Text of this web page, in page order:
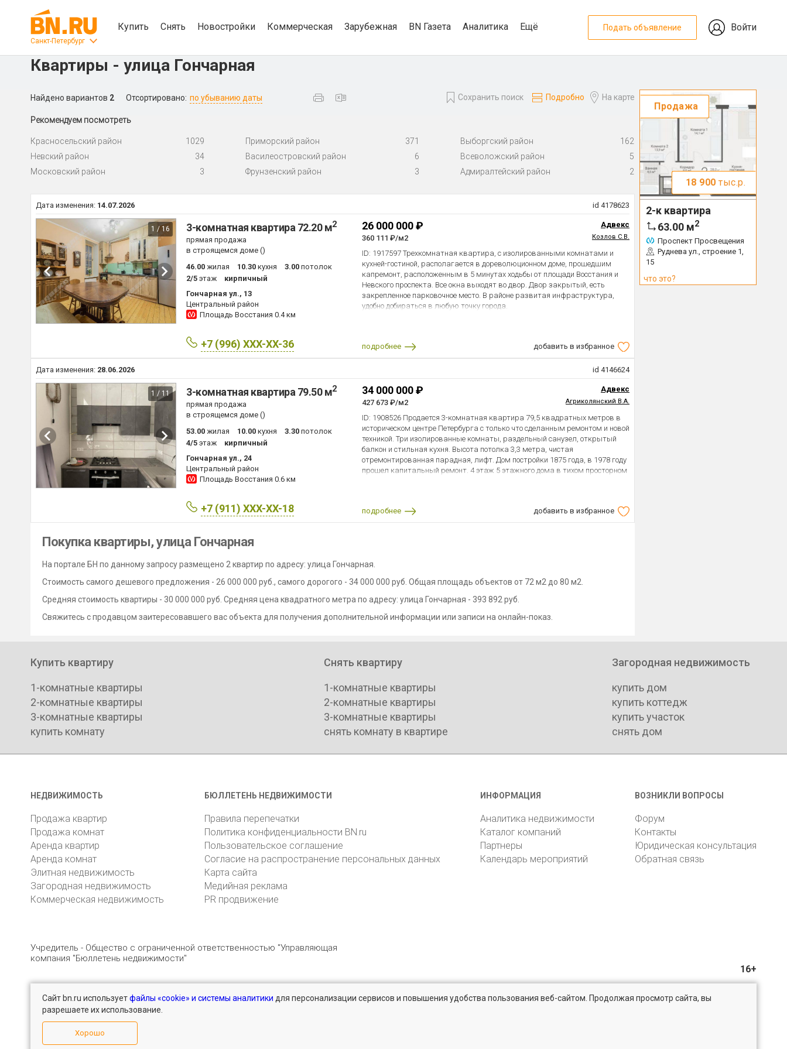
Санкт-Петербург
Купить Снять Новостройки Коммерческая Зарубежная BN Газета Аналитика Ещё Подать объявление Войти
Квартиры - улица Гончарная
Найдено вариантов 2 Отсортировано: по убыванию даты Сохранить поиск Подробно На карте
Рекомендуем посмотреть
Красносельский район 1029 Приморский район 371 Выборгский район
162
Невский район
34 Василеостровский район 6 Всеволожский район
5
Московский район
3 Фрунзенский район 3 Адмиралтейский район 2
Дата изменения: 14.07.2026 id 4178623
1 / 16 3-комнатная квартира 72.20 м2
прямая продажа
в строящемся доме ()
46.00 жилая 10.30 кухня 3.00 потолок
2/5 этаж
кирпичный
Гончарная ул., 13
Центральный район
Площадь Восстания 0.4 км
+7 (996) XXX-XX-36
26 000 000 ₽
360 111 ₽/м2
Адвекс
Козлов С.В.
ID: 1917597 Трехкомнатная квартира, с изолированными комнатами и
кухней-гостиной, располагается в дореволюционном доме, прошедшим
капремонт, расположенным в 5 минутах ходьбы от площади Восстания и
Невского проспекта. Все окна выходят во двор. Двор закрытый, есть
закрепленное парковочное место. В районе развитая инфраструктура,
удобно добираться в любую точку города.
подробнее добавить в избранное
Дата изменения: 28.06.2026 id 4146624
1 / 11 3-комнатная квартира 79.50 м2
прямая продажа
в строящемся доме ()
53.00 жилая 10.00 кухня 3.30 потолок
4/5 этаж
кирпичный
Гончарная ул., 24
Центральный район
Площадь Восстания 0.6 км
+7 (911) XXX-XX-18
34 000 000 ₽
427 673 ₽/м2
Адвекс
Агриколянский В.А.
ID: 1908526 Продается 3-комнатная квартира 79,5 квадратных метров в
историческом центре Петербурга с только что сделанным ремонтом и новой
техникой. Три изолированные комнаты, раздельный санузел, открытый
балкон и стильная кухня. Высота потолка 3,3 метра, чистая
отремонтированная парадная, лифт. Дом постройки 1875 года, в 1978 году
прошел капитальный ремонт. 4 этаж 5 этажного дома в тихом просторном
доступности 4 станции метро, в 7 минутах ходьбы Московский вокзал и
площадь Восстания, в 10 минутам станция метро Маяковская. В
подробнее добавить в избранное
Покупка квартиры, улица Гончарная
На портале БН по данному запросу размещено 2 квартир по адресу: улица Гончарная.
Стоимость самого дешевого предложения - 26 000 000 руб., самого дорогого - 34 000 000 руб. Общая площадь объектов от 72 м2 до 80 м2.
Средняя стоимость квартиры - 30 000 000 руб. Средняя цена квадратного метра по адресу: улица Гончарная - 393 892 руб.
Свяжитесь с продавцом заитересовавшего вас объекта для получения дополнительной информации или записи на онлайн-показ.
Продажа
18 900 тыс.р.
2-к квартира
63.00 м2
Проспект Просвещения
Руднева ул., строение 1,
15
что это?
Купить квартиру
1-комнатные квартиры
2-комнатные квартиры
3-комнатные квартиры
купить комнату
Снять квартиру
1-комнатные квартиры
2-комнатные квартиры
3-комнатные квартиры
снять комнату в квартире
Загородная недвижимость
купить дом
купить коттедж
купить участок
снять дом
НЕДВИЖИМОСТЬ
Продажа квартир
Продажа комнат
Аренда квартир
Аренда комнат
Элитная недвижимость
Загородная недвижимость
Коммерческая недвижимость
БЮЛЛЕТЕНЬ НЕДВИЖИМОСТИ
Правила перепечатки
Политика конфиденциальности BN.ru
Пользовательское соглашение
Согласие на распространение персональных данных
Карта сайта
Медийная реклама
PR продвижение
ИНФОРМАЦИЯ
Аналитика недвижимости
Каталог компаний
Партнеры
Календарь мероприятий
ВОЗНИКЛИ ВОПРОСЫ
Форум
Контакты
Юридическая консультация
Обратная связь
Учредитель - Общество с ограниченной ответственностью "Управляющая
компания "Бюллетень недвижимости"
16+
© 2005 – 2026, ООО «УК «БН» 8 (812) 331-93-56 196105, Санкт-Петербург, пр. Юрия Гагарина, 1 reklama@bn.ru
Сайт bn.ru используетфайлы «cookie» и системы аналитики для персонализации сервисов и повышения удобства пользования веб-сайтом. Продолжая просмотр сайта, вы
разрешаете их использование.
Хорошо